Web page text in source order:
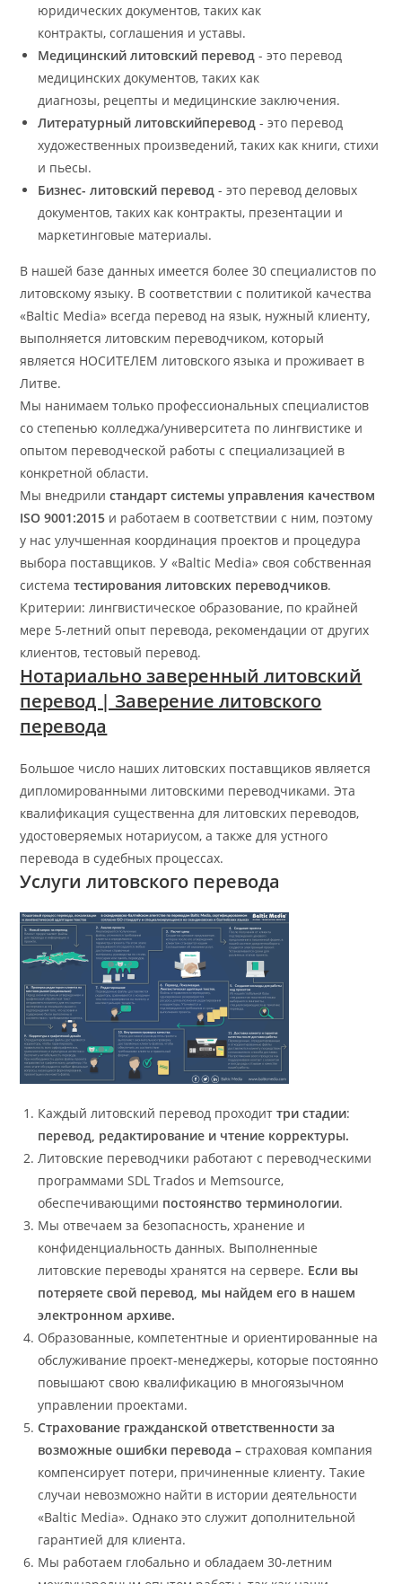
юридических документов, таких как
контракты, соглашения и уставы.
Медицинский литовский перевод - это перевод
медицинских документов, таких как
диагнозы, рецепты и медицинские заключения.
Литературный литовскийперевод - это перевод
художественных произведений, таких как книги, стихи
и пьесы.
Бизнес- литовский перевод - это перевод деловых
документов, таких как контракты, презентации и
маркетинговые материалы.
В нашей базе данных имеется более 30 специалистов по
литовскому языку. В соответствии с политикой качества
«Baltic Media» всегда перевод на язык, нужный клиенту,
выполняется литовским переводчиком, который
является НОСИТЕЛЕМ литовского языка и проживает в
Литве.
Мы нанимаем только профессиональных специалистов
со степенью колледжа/университета по лингвистике и
опытом переводческой работы с специализацией в
конкретной области.
Мы внедрилистандарт системы управления качеством
ISO 9001:2015 и работаем в соответствии с ним, поэтому
у нас улучшенная координация проектов и процедура
выбора поставщиков. У «Baltic Media» своя собственная
систематестированиялитовских переводчиков.
Критерии: лингвистическое образование, по крайней
мере 5-летний опыт перевода, рекомендации от других
клиентов, тестовый перевод.
Нотариально заверенный литовский
перевод | ​Заверение литовского
перевода
Большое число наших литовских поставщиков является
дипломированными литовскими переводчиками. Эта
квалификация существенна для литовских переводов,
удостоверяемых нотариусом, а также для устного
перевода в судебных процессах.
Услуги литовского перевода
Каждый литовский перевод проходиттри стадии:
перевод, редактирование и чтение корректуры.
Литовские переводчики работают с переводческими
программами SDL Trados и Memsource,
обеспечивающими постоянство терминологии.
Мы отвечаем за безопасность, хранение и
конфиденциальность данных. Выполненные
литовские переводы хранятся на сервере. Если вы
потеряете свой перевод, мы найдем его в нашем
электронном архиве.
Образованные, компетентные и ориентированные на
обслуживание проект-менеджеры, которые постоянно
повышают свою квалификацию в многоязычном
управлении проектами.
Страхование гражданской ответственности за
возможные ошибки перевода –страховая компания
компенсирует потери, причиненные клиенту. Такие
случаи невозможно найти в истории деятельности
«Baltic Media». Однако это служит дополнительной
гарантией для клиента.
Мы работаем глобально и обладаем 30-летним